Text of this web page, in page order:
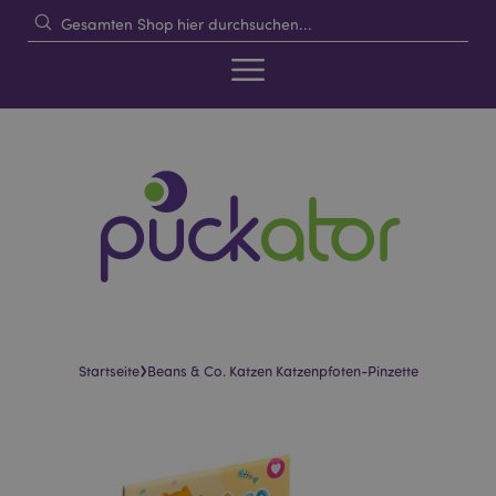
Startseite›Beans & Co. Katzen Katzenpfoten-Pinzette